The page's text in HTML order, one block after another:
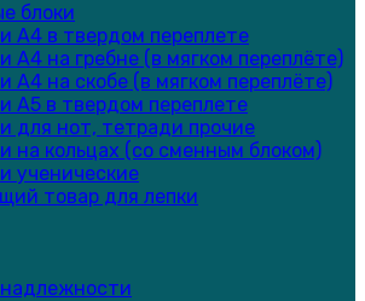
блоки
А4 в твердом переплете
А4 на гребне (в мягком переплёте)
А4 на скобе (в мягком переплёте)
А5 в твердом переплете
для нот, тетради прочие
на кольцах (со сменным блоком)
ученические
товар для лепки